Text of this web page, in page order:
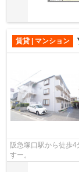
賃貸 | マンション
阪急塚口駅から徒歩
すー。